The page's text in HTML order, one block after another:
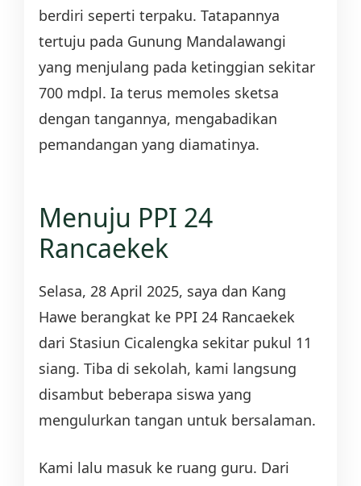
berdiri seperti terpaku. Tatapannya
tertuju pada Gunung Mandalawangi
yang menjulang pada ketinggian sekitar
700 mdpl. Ia terus memoles sketsa
dengan tangannya, mengabadikan
pemandangan yang diamatinya.
Menuju PPI 24
Rancaekek
Selasa, 28 April 2025, saya dan Kang
Hawe berangkat ke PPI 24 Rancaekek
dari Stasiun Cicalengka sekitar pukul 11
siang. Tiba di sekolah, kami langsung
disambut beberapa siswa yang
mengulurkan tangan untuk bersalaman.
Kami lalu masuk ke ruang guru. Dari